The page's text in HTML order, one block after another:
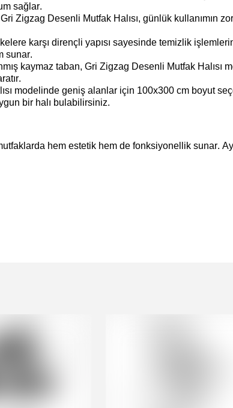
sağlar.
Gri Zigzag Desenli Mutfak Halısı, günlük kullanımın
karşı dirençli yapısı sayesinde temizlik
sunar.
kaymaz taban, Gri Zigzag Desenli Mutfak Halısı
modelinde geniş alanlar için 100x300 cm boyut
bir halı bulabilirsiniz.
utfaklarda hem estetik hem de fonksiyonellik sunar.